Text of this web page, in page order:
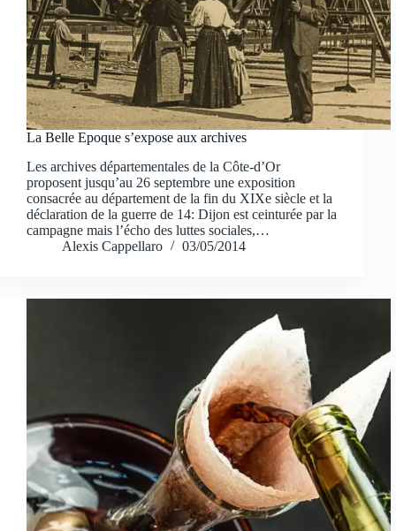
La Belle Epoque s’expose aux archives
Les archives départementales de la Côte-d’Or
proposent jusqu’au 26 septembre une exposition
consacrée au département de la fin du XIXe siècle et la
déclaration de la guerre de 14: Dijon est ceinturée par la
campagne mais l’écho des luttes sociales,…
Alexis Cappellaro
03/05/2014